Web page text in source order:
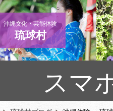
沖縄文化・芸能体験
琉球村
スマ